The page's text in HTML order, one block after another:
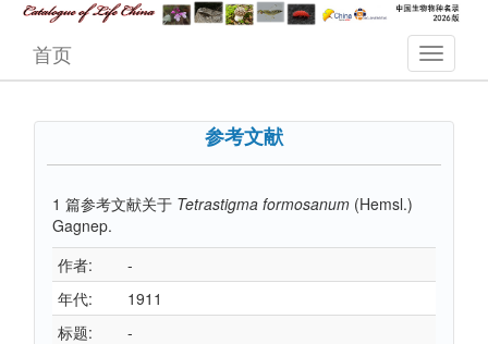
首页
参考文献
1 篇参考文献关于 Tetrastigma formosanum (Hemsl.)
Gagnep.
作者:
-
年代:
1911
标题:
-